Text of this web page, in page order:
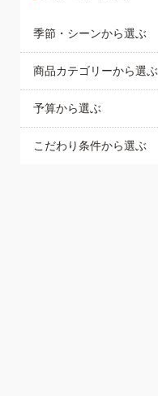
季節・シーンから選ぶ
商品カテゴリーから選ぶ
予算から選ぶ
こだわり条件から選ぶ